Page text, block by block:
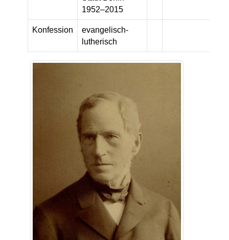
1952–2015
Konfession
evangelisch-
lutherisch